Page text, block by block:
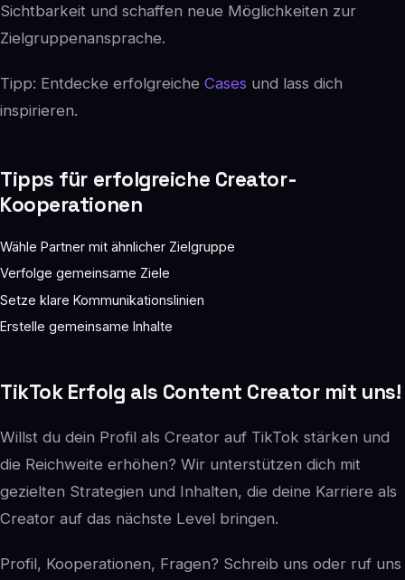
Sichtbarkeit und schaffen neue Möglichkeiten zur
Zielgruppenansprache.
Tipp: Entdecke erfolgreiche Cases und lass dich
inspirieren.
Tipps für erfolgreiche Creator-
Kooperationen
Wähle Partner mit ähnlicher Zielgruppe
Verfolge gemeinsame Ziele
Setze klare Kommunikationslinien
Erstelle gemeinsame Inhalte
TikTok Erfolg als Content Creator mit uns!
Willst du dein Profil als Creator auf TikTok stärken und
die Reichweite erhöhen? Wir unterstützen dich mit
gezielten Strategien und Inhalten, die deine Karriere als
Creator auf das nächste Level bringen.
Profil, Kooperationen, Fragen? Schreib uns oder ruf uns